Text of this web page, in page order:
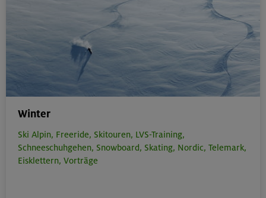
Winter
Ski Alpin, Freeride, Skitouren, LVS-Training,
Schneeschuhgehen, Snowboard, Skating, Nordic, Telemark,
Eisklettern, Vorträge